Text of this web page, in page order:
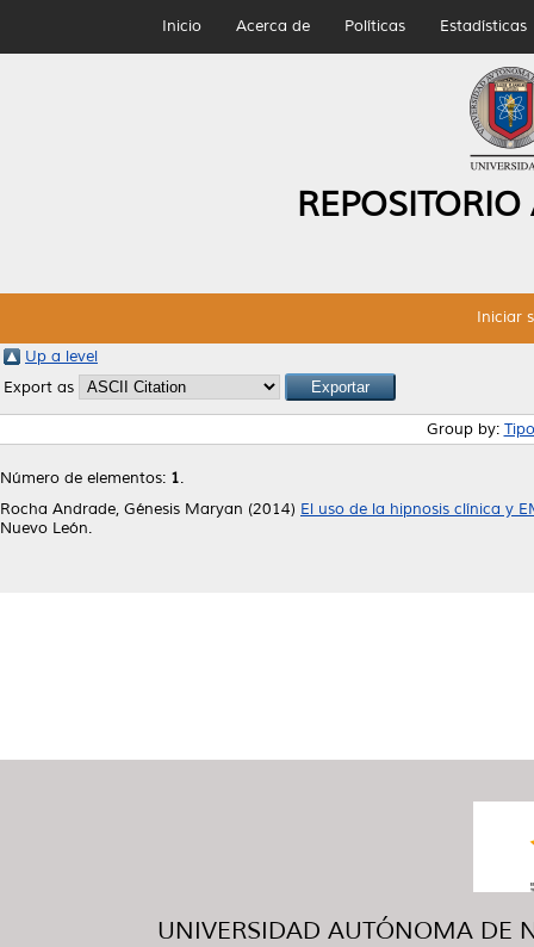
Inicio Acerca de Políticas Estadísticas
Iniciar
Up a level
Export as
Group by:
Número de elementos: 1.
Rocha Andrade, Génesis Maryan (2014) El uso de la hipnosis clínica y
Nuevo León.
UNIVERSIDAD AUTÓNOMA DE